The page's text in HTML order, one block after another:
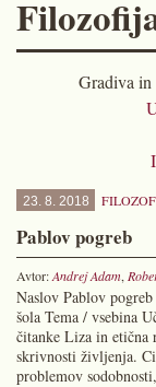
Gradiva
23. 8. 2018
Pablov pogreb
Avtor:Andrej Adam,
Naslov Pablov
šola Tema / vsebina
čitanke Liza in etična
skrivnosti življenja.
problemov